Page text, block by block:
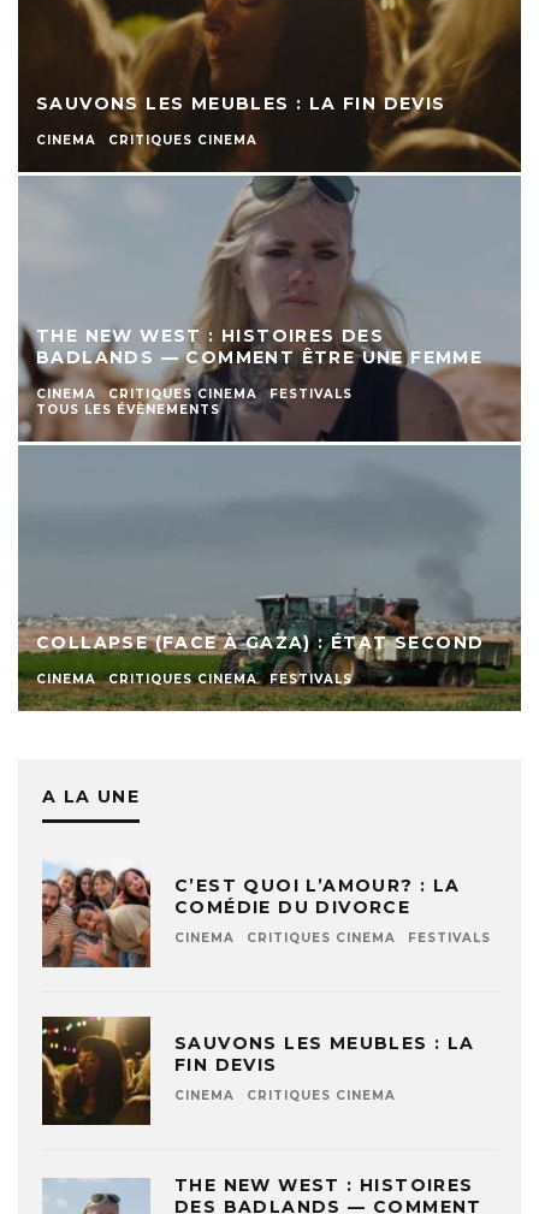
SAUVONS LES MEUBLES : LA FIN DEVIS
CINEMA CRITIQUES CINEMA
THE NEW WEST : HISTOIRES DES
BADLANDS — COMMENT ÊTRE UNE FEMME
CINEMA CRITIQUES CINEMA
FESTIVALS
TOUS LES ÉVÈNEMENTS
COLLAPSE (FACE À GAZA) : ÉTAT SECOND
CINEMA CRITIQUES CINEMA FESTIVALS
A LA UNE
C’EST QUOI L’AMOUR? : LA
COMÉDIE DU DIVORCE
CINEMA CRITIQUES CINEMA FESTIVALS
SAUVONS LES MEUBLES : LA
FIN DEVIS
CINEMA CRITIQUES CINEMA
THE NEW WEST : HISTOIRES
DES BADLANDS — COMMENT